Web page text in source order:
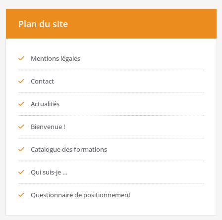
Plan du site
Mentions légales
Contact
Actualités
Bienvenue !
Catalogue des formations
Qui suis-je …
Questionnaire de positionnement